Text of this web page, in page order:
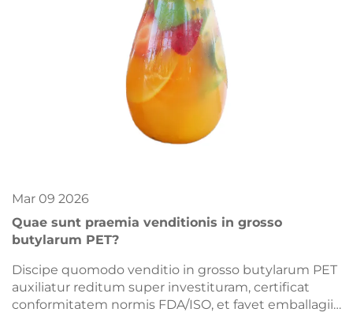
Mar 09 2026
Quae sunt praemia venditionis in grosso
butylarum PET?
Discipe quomodo venditio in grosso butylarum PET
auxiliatur reditum super investituram, certificat
conformitatem normis FDA/ISO, et favet emballagiis